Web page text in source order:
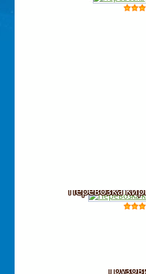
Перевозка